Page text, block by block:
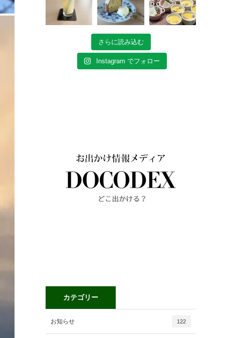
さらに読み込む
Instagram でフォロー
カテゴリー
お知らせ 122